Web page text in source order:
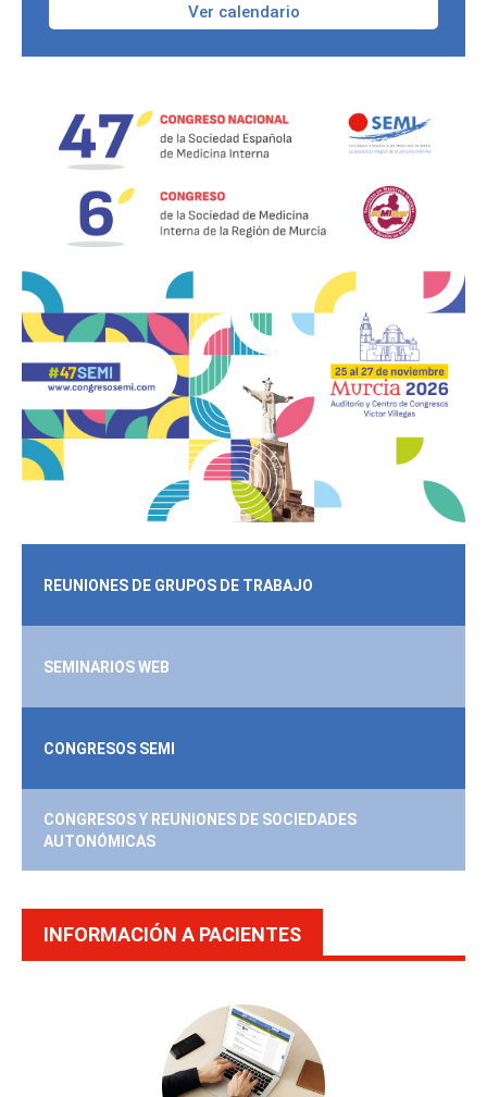
Ver calendario
REUNIONES DE GRUPOS DE TRABAJO
SEMINARIOS WEB
CONGRESOS SEMI
CONGRESOS Y REUNIONES DE SOCIEDADES
AUTONÓMICAS
INFORMACIÓN A PACIENTES